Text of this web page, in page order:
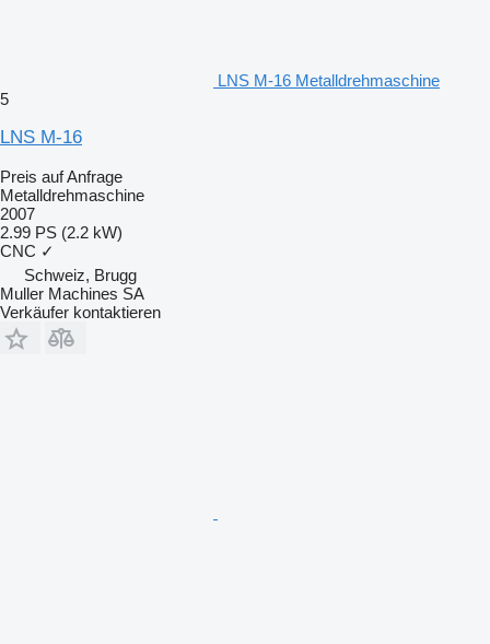
LNS M-16 Metalldrehmaschine
5
LNS M-16
Preis auf Anfrage
Metalldrehmaschine
2007
2.99 PS (2.2 kW)
CNC ✓
Schweiz, Brugg
Muller Machines SA
Verkäufer kontaktieren